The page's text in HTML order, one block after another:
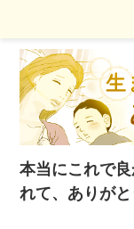
本当にこれで
れて、ありが